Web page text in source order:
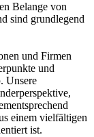
Belange von
sind grundlegend
und Firmen
und
Unsere
einem vielfältigen
ist.